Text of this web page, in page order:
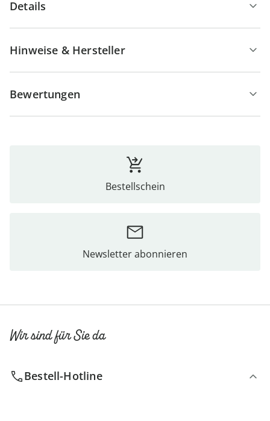
Details
Hinweise & Hersteller
Bewertungen
Bestellschein
Newsletter abonnieren
Wir sind für Sie da
Bestell-Hotline